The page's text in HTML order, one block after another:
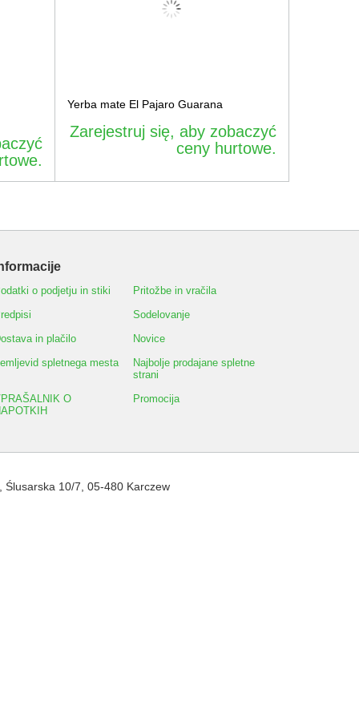
Yerba mate El Pajaro Guarana
Zarejestruj się, aby zobaczyć
ceny hurtowe.
o podjetju in stiki
Pritožbe in vračila
Sodelovanje
in plačilo
Novice
spletnega mesta
Najbolje prodajane spletne
strani
O
Promocija
Ślusarska 10/7 05-480Karczew